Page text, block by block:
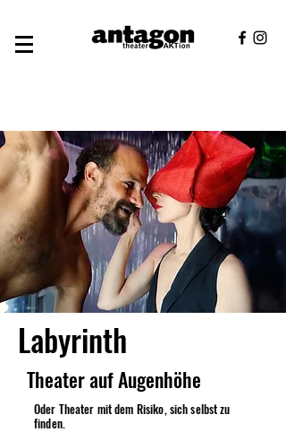
Labyrinth
Theater auf Augenhöhe
Oder Theater mit dem Risiko, sich selbst zu
finden.